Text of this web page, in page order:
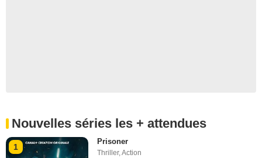
Nouvelles séries les + attendues
1
Prisoner
Thriller,Action